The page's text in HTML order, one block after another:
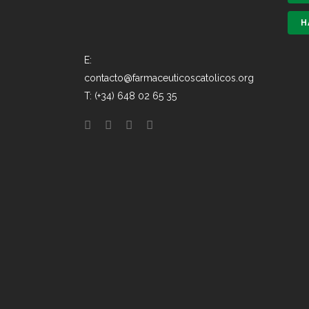
E:
contacto@farmaceuticoscatolicos.org
T: (+34) 648 02 65 35